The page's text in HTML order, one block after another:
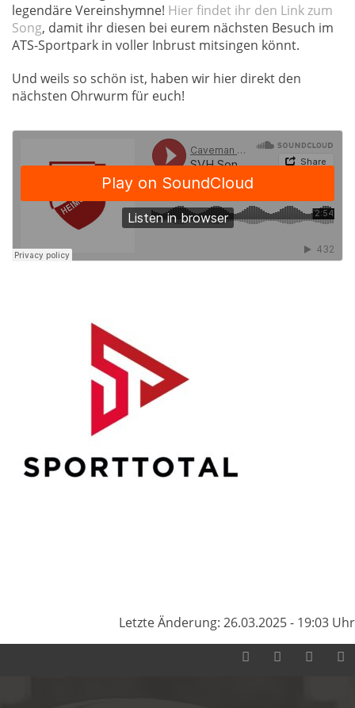
legendäre Vereinshymne! Hier findet ihr den Link zum
Song, damit ihr diesen bei eurem nächsten Besuch im
ATS-Sportpark in voller Inbrust mitsingen könnt.
Und weils so schön ist, haben wir hier direkt den
nächsten Ohrwurm für euch!
Letzte Änderung: 26.03.2025 - 19:03 Uhr